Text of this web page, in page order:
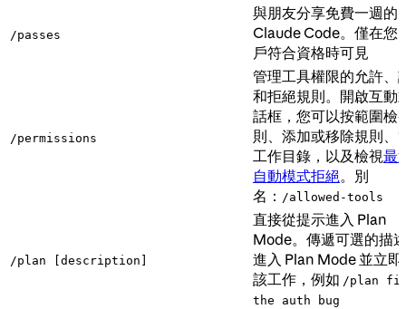
/passes
與朋友分享免費一週的
Claude Code。僅在您
戶符合資格時可見
/permissions
管理工具權限的允許、
和拒絕規則。開啟互動
話框，您可以按範圍檢
則、添加或移除規則、
工作目錄，以及檢視最
自動模式拒絕。別
名： /allowed-tools
/plan [description]
直接從提示進入 Plan
Mode。傳遞可選的描
進入 Plan Mode 並立即
該工作，例如 /plan
the auth bug